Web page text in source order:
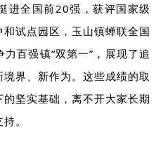
进全国前20强，获评国家级
试点园区，玉山镇蝉联全国
百强镇“双第一”，展现了追
界、新作为。这些成绩的取
坚实基础，离不开大家长期
。